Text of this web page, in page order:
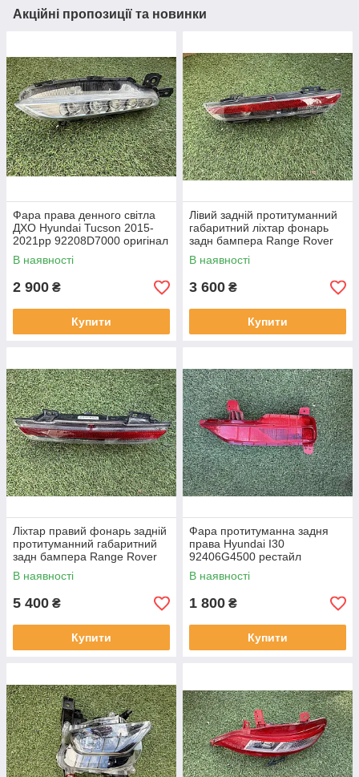
Акційні пропозиції та новинки
Фара права денного світла
ДХО Hyundai Tucson 2015-
2021рр 92208D7000 оригінал
бв відсутнє одне кріплення,
повністю робоча
В наявності
2 900 ₴
Купити
Лівий задній протитуманний
габаритний ліхтар фонарь
задн бампера Range Rover
L460 від 2021-рр LR152299
оригінал бв повністю р
В наявності
3 600 ₴
Купити
Ліхтар правий фонарь задній
протитуманний габаритний
задн бампера Range Rover
L460 від2021-рр, LR152295
оригінал повністю робо
В наявності
5 400 ₴
Купити
Фара протитуманна задня
права Hyundai I30
92406G4500 рестайл
від2020-рр оригінал бв
відсутнє одне кріплення
В наявності
1 800 ₴
Купити